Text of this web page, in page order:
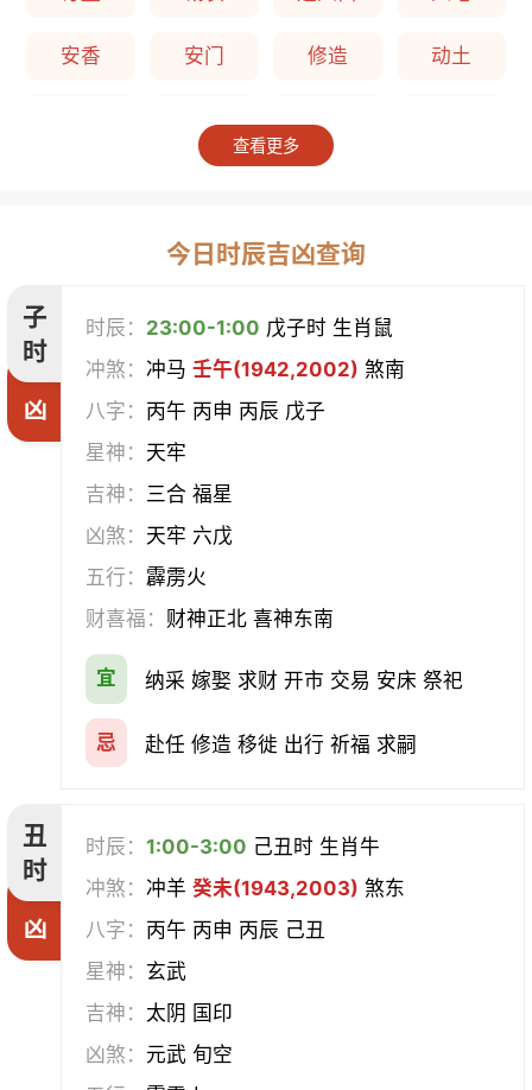
安香 安门 修造 动土
平治道涂 造桥
造仓 修饰垣墙 造船
造畜稠 盖屋
经络 酝酿 造车器
赴任 立券 置产 出货财
祭祀 祈福 求嗣
普渡 造庙
移徙 分居 出火
习艺 栽种
放水 畋猎
查看更多
今日时辰吉凶查询
子
时
凶
时辰： 23:00-1:00 戊子时 生肖鼠
冲煞：冲马壬午(1942,2002) 煞南
八字： 丙午 丙申 丙辰 戊子
星神： 天牢
吉神： 三合 福星
凶煞： 天牢 六戊
五行： 霹雳火
财喜福： 财神正北 喜神东南
宜 纳采 嫁娶 求财 开市 交易 安床 祭祀
忌 赴任 修造 移徙 出行 祈福 求嗣
丑
时
凶
时辰：1:00-3:00 己丑时 生肖牛
冲煞：冲羊癸未(1943,2003) 煞东
八字： 丙午 丙申 丙辰 己丑
星神： 玄武
吉神： 太阴 国印
凶煞： 元武 旬空